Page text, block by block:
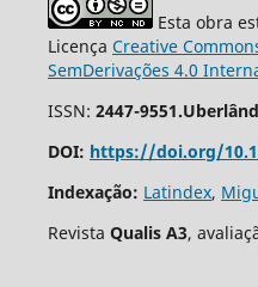
Esta obra
Licença Creative
SemDerivações 4.0
ISSN: 2447-
DOI: https://doi.org/
Indexação: Latindex,
Revista Qualis A3,